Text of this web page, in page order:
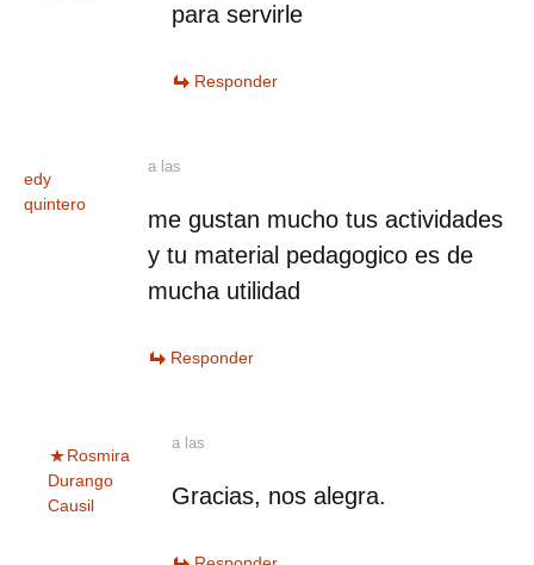
para servirle
Responder
edy
quintero
a las
me gustan mucho tus actividades
y tu material pedagogico es de
mucha utilidad
Responder
Rosmira
Durango
Causil
a las
Gracias, nos alegra.